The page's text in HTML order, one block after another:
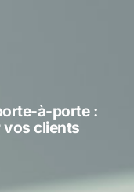
à-porte :
clients